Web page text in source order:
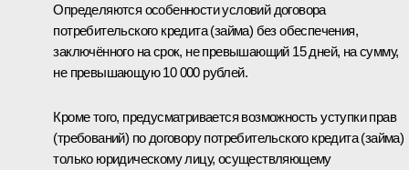
Определяются особенности условий договора
потребительского кредита (займа) без обеспечения,
заключённого на срок, не превышающий 15 дней, на сумму,
не превышающую 10 000 рублей.
Кроме того, предусматривается возможность уступки прав
(требований) по договору потребительского кредита (займа)
только юридическому лицу, осуществляющему